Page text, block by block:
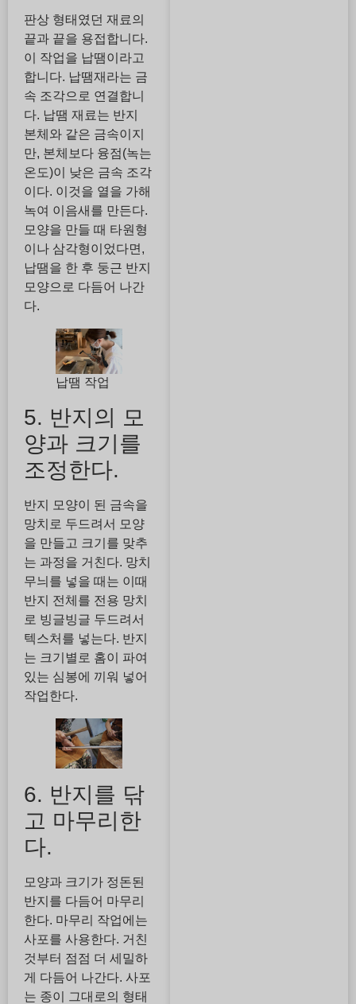
판상 형태였던 재료의
끝과 끝을 용접합니다.
이 작업을 납땜이라고
합니다. 납땜재라는 금
속 조각으로 연결합니
다. 납땜 재료는 반지
본체와 같은 금속이지
만, 본체보다 융점(녹는
온도)이 낮은 금속 조각
이다. 이것을 열을 가해
녹여 이음새를 만든다.
모양을 만들 때 타원형
이나 삼각형이었다면,
납땜을 한 후 둥근 반지
모양으로 다듬어 나간
다.
납땜 작업
5. 반지의 모
양과 크기를
조정한다.
반지 모양이 된 금속을
망치로 두드려서 모양
을 만들고 크기를 맞추
는 과정을 거친다. 망치
무늬를 넣을 때는 이때
반지 전체를 전용 망치
로 빙글빙글 두드려서
텍스처를 넣는다. 반지
는 크기별로 홈이 파여
있는 심봉에 끼워 넣어
작업한다.
6. 반지를 닦
고 마무리한
다.
모양과 크기가 정돈된
반지를 다듬어 마무리
한다. 마무리 작업에는
사포를 사용한다. 거친
것부터 점점 더 세밀하
게 다듬어 나간다. 사포
는 종이 그대로의 형태